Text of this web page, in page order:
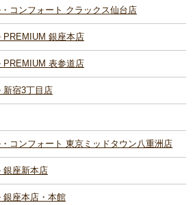
コンフォート クラックス仙台店
PREMIUM 銀座本店
PREMIUM 表参道店
新宿3丁目店
コンフォート 東京ミッドタウン八重洲店
銀座新本店
銀座本店・本館